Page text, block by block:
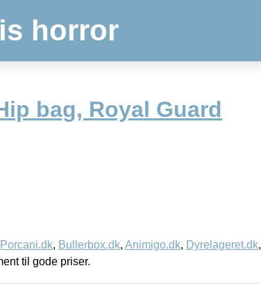
horror
bag, Royal Guard
Porcani.dk, Bullerbox.dk, Animigo.dk, Dyrelageret.dk,
til gode priser.